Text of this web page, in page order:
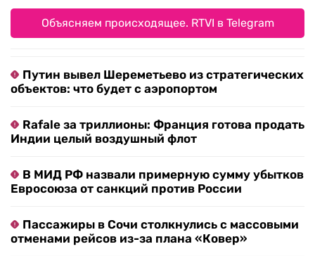
Объясняем происходящее. RTVI в Telegram
Путин вывел Шереметьево из стратегических
объектов: что будет с аэропортом
Rafale за триллионы: Франция готова продать
Индии целый воздушный флот
В МИД РФ назвали примерную сумму убытков
Евросоюза от санкций против России
Пассажиры в Сочи столкнулись с массовыми
отменами рейсов из-за плана «Ковер»